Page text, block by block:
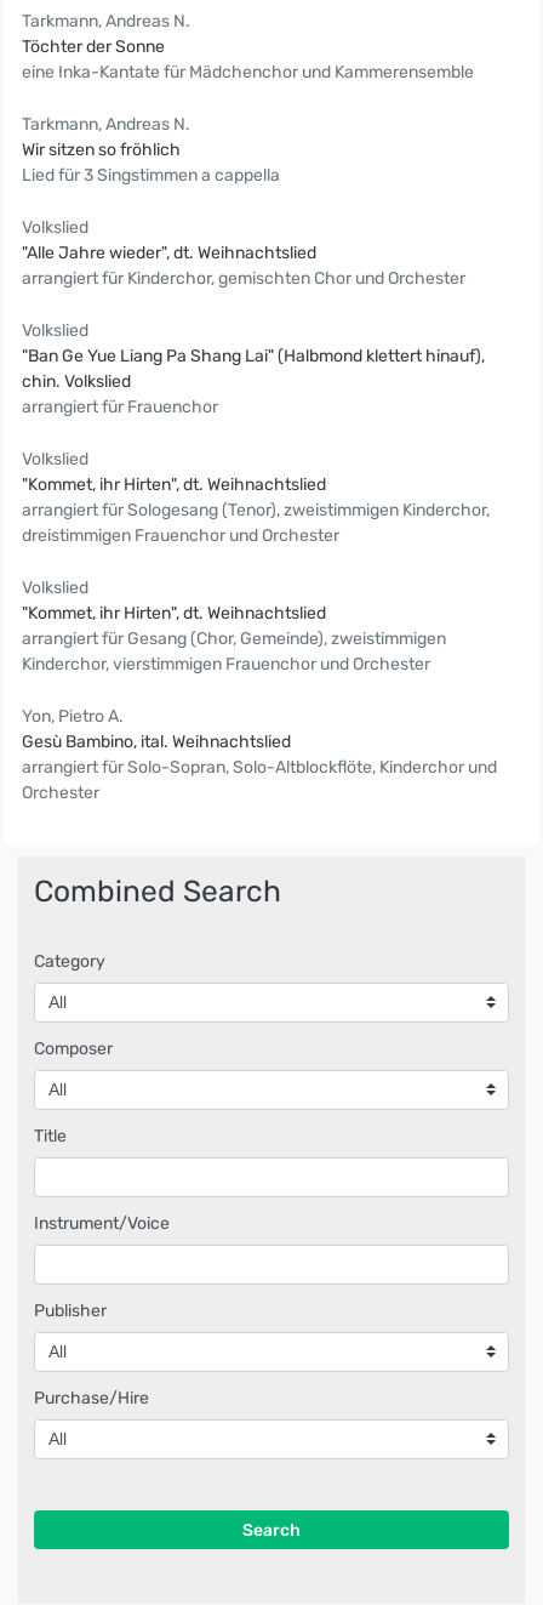
Tarkmann, Andreas N.
Töchter der Sonne
eine Inka-Kantate für Mädchenchor und Kammerensemble
Tarkmann, Andreas N.
Wir sitzen so fröhlich
Lied für 3 Singstimmen a cappella
Volkslied
"Alle Jahre wieder", dt. Weihnachtslied
arrangiert für Kinderchor, gemischten Chor und Orchester
Volkslied
"Ban Ge Yue Liang Pa Shang Lai" (Halbmond klettert hinauf),
chin. Volkslied
arrangiert für Frauenchor
Volkslied
"Kommet, ihr Hirten", dt. Weihnachtslied
arrangiert für Sologesang (Tenor), zweistimmigen Kinderchor,
dreistimmigen Frauenchor und Orchester
Volkslied
"Kommet, ihr Hirten", dt. Weihnachtslied
arrangiert für Gesang (Chor, Gemeinde), zweistimmigen
Kinderchor, vierstimmigen Frauenchor und Orchester
Yon, Pietro A.
Gesù Bambino, ital. Weihnachtslied
arrangiert für Solo-Sopran, Solo-Altblockflöte, Kinderchor und
Orchester
Combined Search
Category
Composer
Title
Instrument/Voice
Publisher
Purchase/Hire
Search